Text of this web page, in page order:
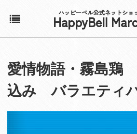
ハッピーベル公式ネットショ
HappyBell
アカウント
カート
愛情物語・霧島鶏
込み バラエティ